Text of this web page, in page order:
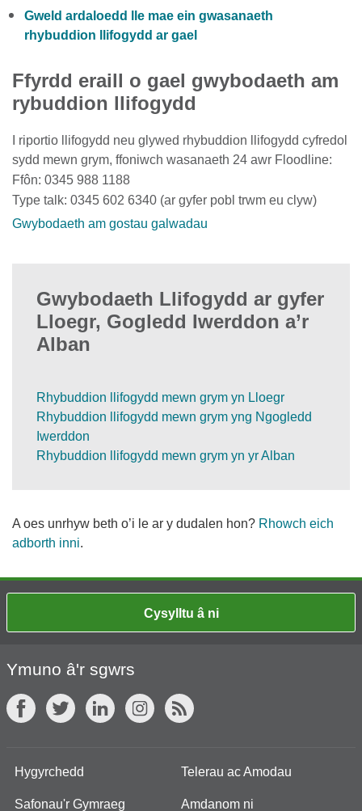
Gweld ardaloedd lle mae ein gwasanaeth
rhybuddion llifogydd ar gael
Ffyrdd eraill o gael gwybodaeth am
rybuddion llifogydd
I riportio llifogydd neu glywed rhybuddion llifogydd cyfredol
sydd mewn grym, ffoniwch wasanaeth 24 awr Floodline:
Ffôn: 0345 988 1188
Type talk: 0345 602 6340 (ar gyfer pobl trwm eu clyw)
Gwybodaeth am gostau galwadau
Gwybodaeth Llifogydd ar gyfer
Lloegr, Gogledd Iwerddon a’r
Alban
Rhybuddion llifogydd mewn grym yn Lloegr
Rhybuddion llifogydd mewn grym yng Ngogledd
Iwerddon
Rhybuddion llifogydd mewn grym yn yr Alban
A oes unrhyw beth o’i le ar y dudalen hon? Rhowch eich
adborth inni.
Cysylltu â ni
Ymuno â'r sgwrs
Hygyrchedd Telerau ac Amodau
Safonau'r Gymraeg Amdanom ni